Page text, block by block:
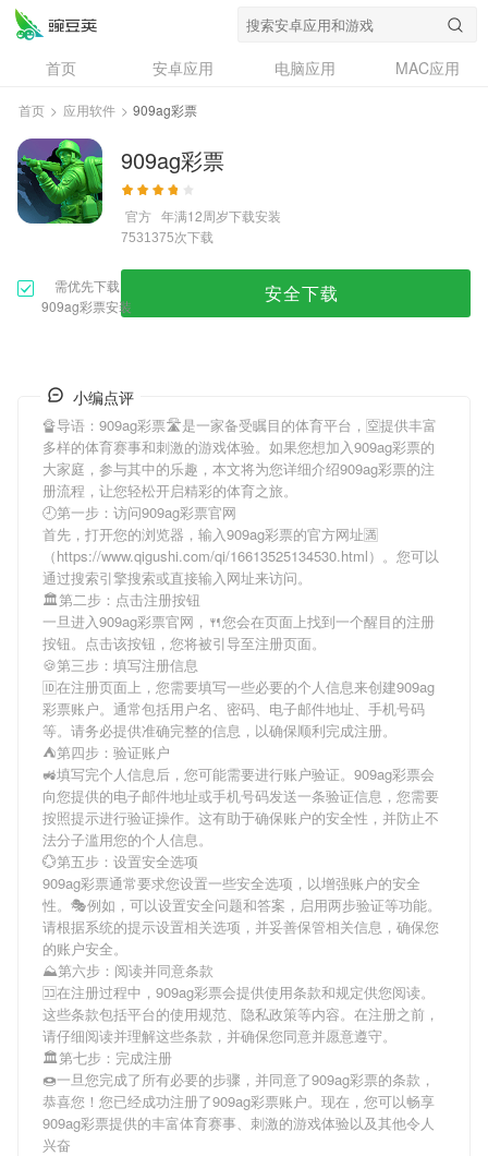
首页 安卓应用 电脑应用
MAC应用
资讯
专题
问答
首页 > 应用软件 > 909ag彩票
909ag彩票
官方 年满12周岁下载安装
7531375次下载
需优先下载
909ag彩票安装
安全下载
小编点评
🔏导语： 909ag彩票🛣是一家备受瞩目的体育平台，🈳提供丰富
多样的体育赛事和刺激的游戏体验。如果您想加入909ag彩票的
大家庭，参与其中的乐趣，本文将为您详细介绍909ag彩票的注
册流程，让您轻松开启精彩的体育之旅。
🕘第一步：访问909ag彩票官网
首先，打开您的浏览器，输入909ag彩票的官方网址🈵
（https://www.qigushi.com/qi/16613525134530.html）。您可以
通过搜索引擎搜索或直接输入网址来访问。
🏛第二步：点击注册按钮
一旦进入909ag彩票官网，🍴您会在页面上找到一个醒目的注册
按钮。点击该按钮，您将被引导至注册页面。
🍪第三步：填写注册信息
🆔在注册页面上，您需要填写一些必要的个人信息来创建909ag
彩票账户。通常包括用户名、密码、电子邮件地址、手机号码
等。请务必提供准确完整的信息，以确保顺利完成注册。
⛺️第四步：验证账户
🚜填写完个人信息后，您可能需要进行账户验证。 909ag彩票会
向您提供的电子邮件地址或手机号码发送一条验证信息，您需要
按照提示进行验证操作。这有助于确保账户的安全性，并防止不
法分子滥用您的个人信息。
💮第五步：设置安全选项
909ag彩票通常要求您设置一些安全选项，以增强账户的安全
性。🎭例如，可以设置安全问题和答案，启用两步验证等功能。
请根据系统的提示设置相关选项，并妥善保管相关信息，确保您
的账户安全。
⛰第六步：阅读并同意条款
🈁在注册过程中， 909ag彩票会提供使用条款和规定供您阅读。
这些条款包括平台的使用规范、隐私政策等内容。在注册之前，
请仔细阅读并理解这些条款，并确保您同意并愿意遵守。
🏛第七步：完成注册
🍩一旦您完成了所有必要的步骤，并同意了909ag彩票的条款，
恭喜您！您已经成功注册了909ag彩票账户。现在，您可以畅享
909ag彩票提供的丰富体育赛事、刺激的游戏体验以及其他令人
兴奋